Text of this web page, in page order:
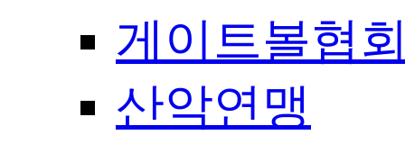
게이트볼협
산악연맹